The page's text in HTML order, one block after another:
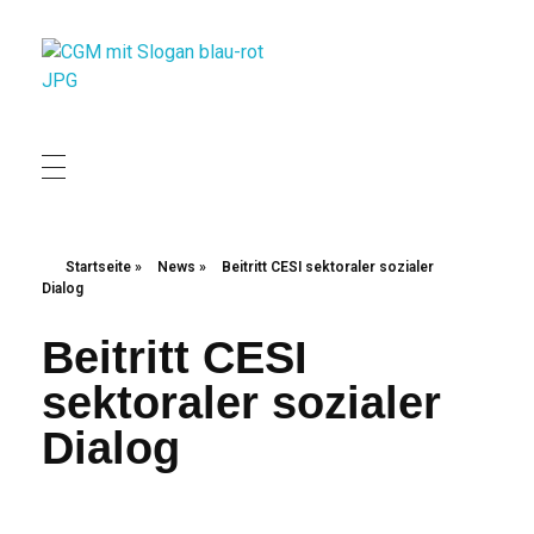
Startseite » News »
Beitritt CESI sektoraler sozialer
Dialog
Beitritt CESI
sektoraler sozialer
Dialog